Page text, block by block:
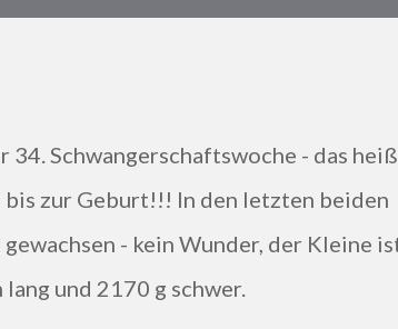
bis zur Geburt!!! In den letzten beiden
- kein Wunder, der Kleine
und 2170 g schwer.